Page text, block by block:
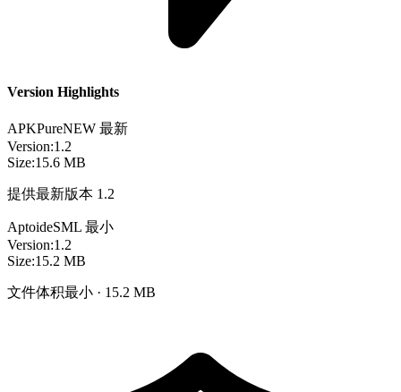
Version Highlights
APKPureNEW 最新
Version:1.2
Size:15.6 MB
提供最新版本 1.2
AptoideSML 最小
Version:1.2
Size:15.2 MB
文件体积最小 · 15.2 MB